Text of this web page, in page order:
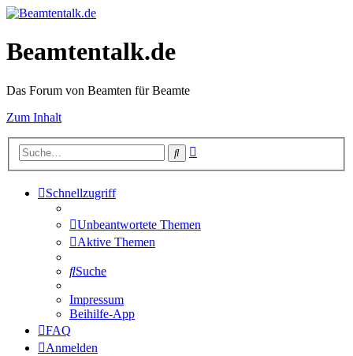
Beamtentalk.de
Das Forum von Beamten für Beamte
Zum Inhalt
Suche
Schnellzugriff
Unbeantwortete Themen
Aktive Themen
Suche
Impressum
Beihilfe-App
FAQ
Anmelden